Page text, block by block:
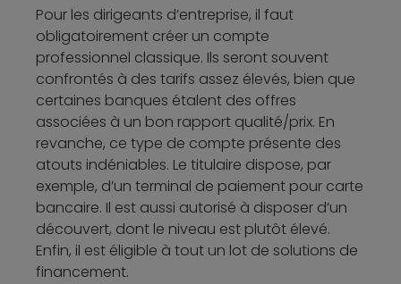
Pour les dirigeants d’entreprise, il faut
obligatoirement créer un compte
professionnel classique. Ils seront souvent
confrontés à des tarifs assez élevés, bien que
certaines banques étalent des offres
associées à un bon rapport qualité/prix. En
revanche, ce type de compte présente des
atouts indéniables. Le titulaire dispose, par
exemple, d’un terminal de paiement pour carte
bancaire. Il est aussi autorisé à disposer d’un
découvert, dont le niveau est plutôt élevé.
Enfin, il est éligible à tout un lot de solutions de
financement.